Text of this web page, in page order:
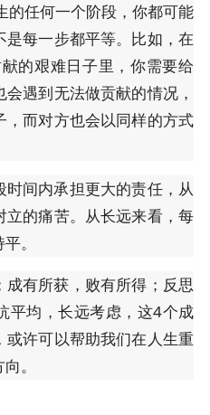
的任何一个阶段，你都可能
每一步都平等。比如，在
的艰难日子里，你需要给
遇到无法做贡献的情况，
而对方也会以同样的方式
间内承担更大的责任，从
的痛苦。从长远来看，每
。
有所获，败有所得；反思
平均，长远考虑，这4个成
许可以帮助我们在人生重
。